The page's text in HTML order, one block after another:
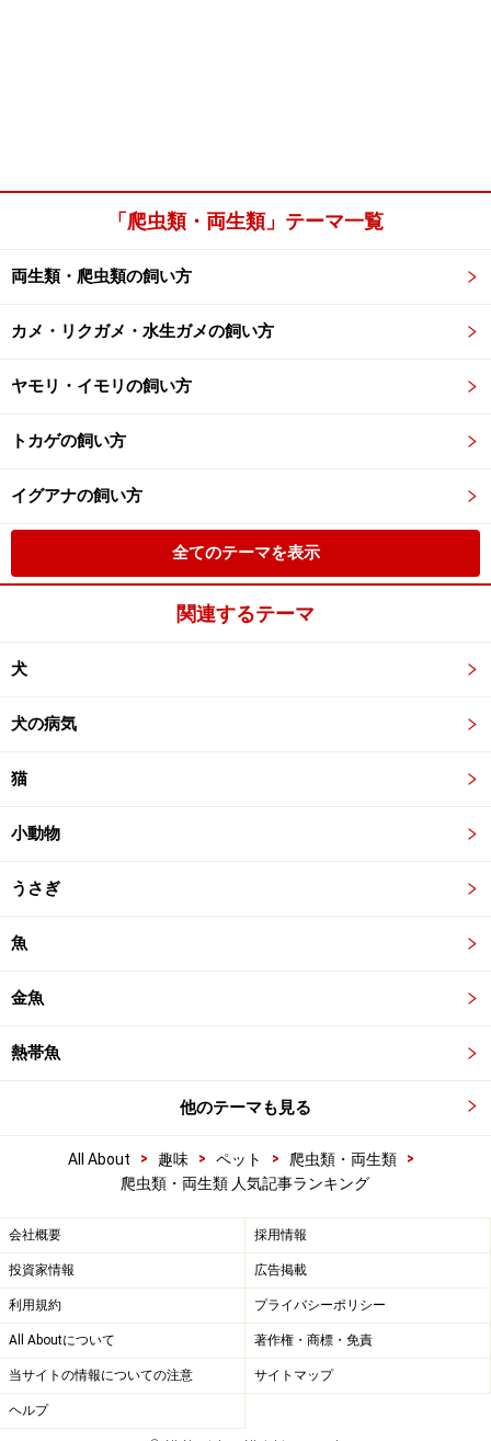
「爬虫類・両生類」テーマ一覧
両生類・爬虫類の飼い方
カメ・リクガメ・水生ガメの飼い方
ヤモリ・イモリの飼い方
トカゲの飼い方
イグアナの飼い方
全てのテーマを表示
関連するテーマ
犬
犬の病気
猫
小動物
うさぎ
魚
金魚
熱帯魚
他のテーマも見る
All About > 趣味 > ペット > 爬虫類・両生類
>
爬虫類・両生類 人気記事ランキング
会社概要 採用情報
投資家情報 広告掲載
利用規約 プライバシーポリシー
All Aboutについて 著作権・商標・免責
当サイトの情報についての注意 サイトマップ
ヘルプ